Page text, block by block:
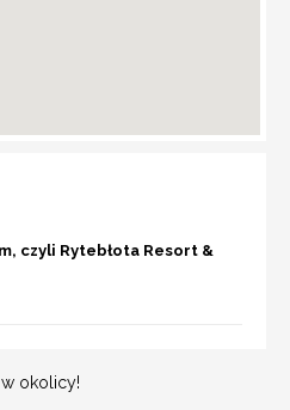
czyli Rytebłota Resort &
okolicy!